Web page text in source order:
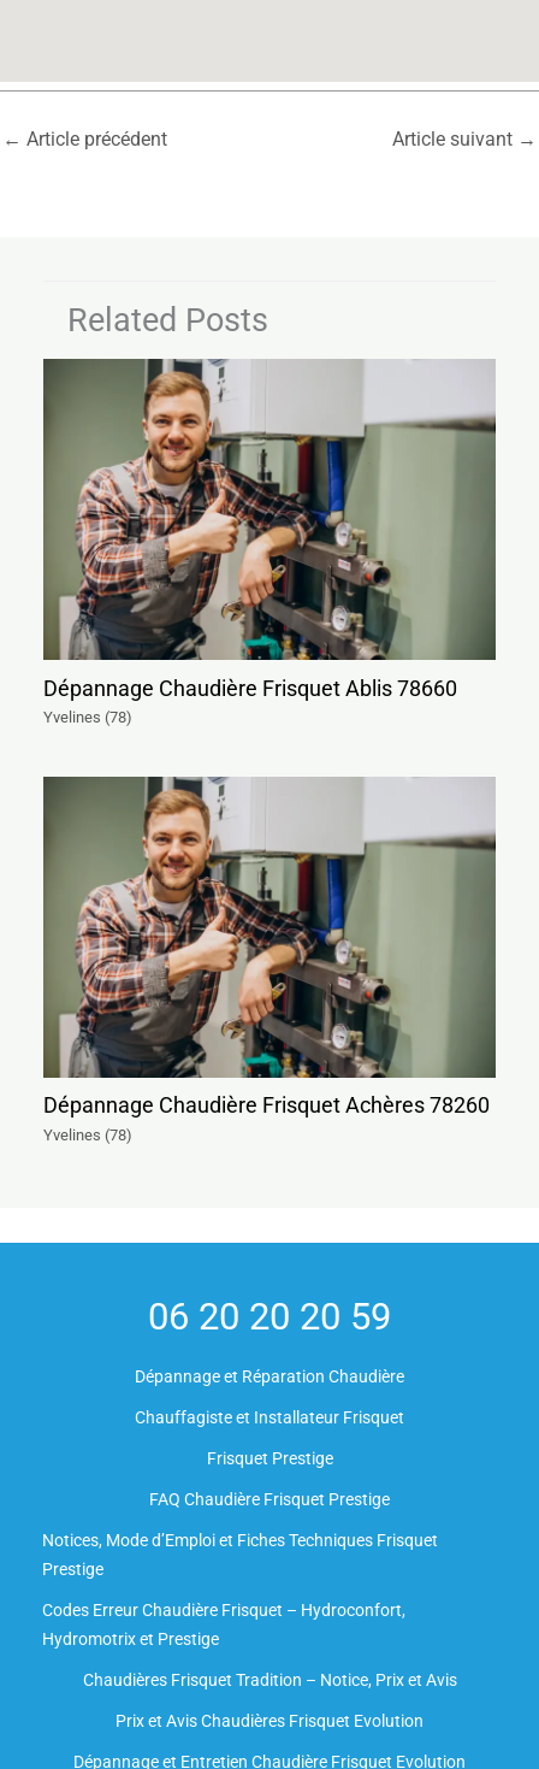
← Article précédent Article suivant →
Related Posts
Dépannage Chaudière Frisquet Ablis 78660
Yvelines (78)
Dépannage Chaudière Frisquet Achères 78260
Yvelines (78)
06 20 20 20 59
Dépannage et Réparation Chaudière
Chauffagiste et Installateur Frisquet
Frisquet Prestige
FAQ Chaudière Frisquet Prestige
Notices, Mode d’Emploi et Fiches Techniques Frisquet
Prestige
Codes Erreur Chaudière Frisquet – Hydroconfort,
Hydromotrix et Prestige
Chaudières Frisquet Tradition – Notice, Prix et Avis
Prix et Avis Chaudières Frisquet Evolution
Dépannage et Entretien Chaudière Frisquet Evolution​